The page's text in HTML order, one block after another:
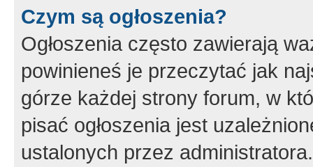
Czym są ogłoszenia?
Ogłoszenia często zawierają
powinieneś je przeczytać jak
górze każdej strony forum, w
pisać ogłoszenia jest
ustalonych przez administratora.